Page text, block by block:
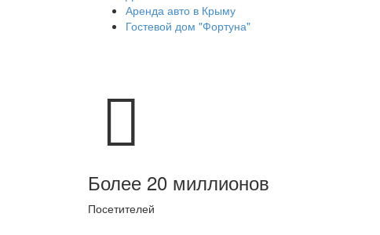
Аренда авто в Крыму
Гостевой дом "Фортуна"
Более 20 миллионов
Посетителей